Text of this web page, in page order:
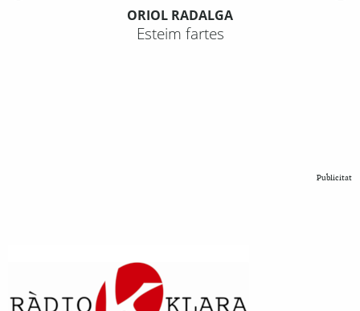
ORIOL RADALGA
Esteim fartes
Publicitat